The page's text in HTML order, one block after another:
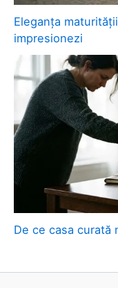
Eleganța
impresionezi
De ce casa curată